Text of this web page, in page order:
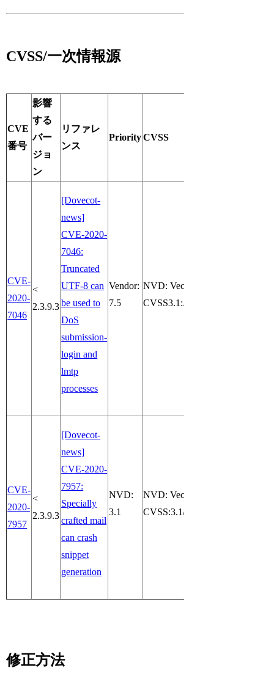
CVSS/一次情報源
CVE
番号
影響
する
バー
ジョ
ン
リファレ
ンス
PriorityCVSS
CVE-
2020-
7046
<
2.3.9.3
[Dovecot-
news]
CVE-2020-
7046:
Truncated
UTF-8 can
be used to
DoS
submission-
login and
lmtp
processes
Vendor:
7.5
NVD: Vector:
CVSS3.1:AV:N/AC:L/PR:N/
CVE-
2020-
7957
<
2.3.9.3
[Dovecot-
news]
CVE-2020-
7957:
Specially
crafted mail
can crash
snippet
generation
NVD:
3.1
NVD: Vector:
CVSS:3.1/AV:N/AC:H/PR:N/
修正方法